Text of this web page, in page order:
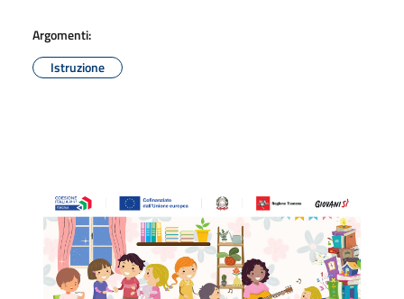
Argomenti:
Istruzione